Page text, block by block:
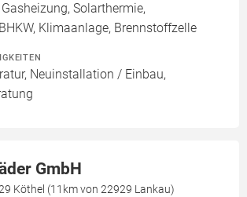
Solarthermie,
Klimaanlage, Brennstoffzelle
Neuinstallation / Einbau,
GmbH
Köthel (11km von 22929 Lankau)